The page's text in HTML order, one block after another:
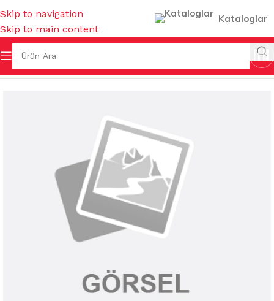
Skip to navigation
Skip to main content
Kataloglar
Ana Sayfa